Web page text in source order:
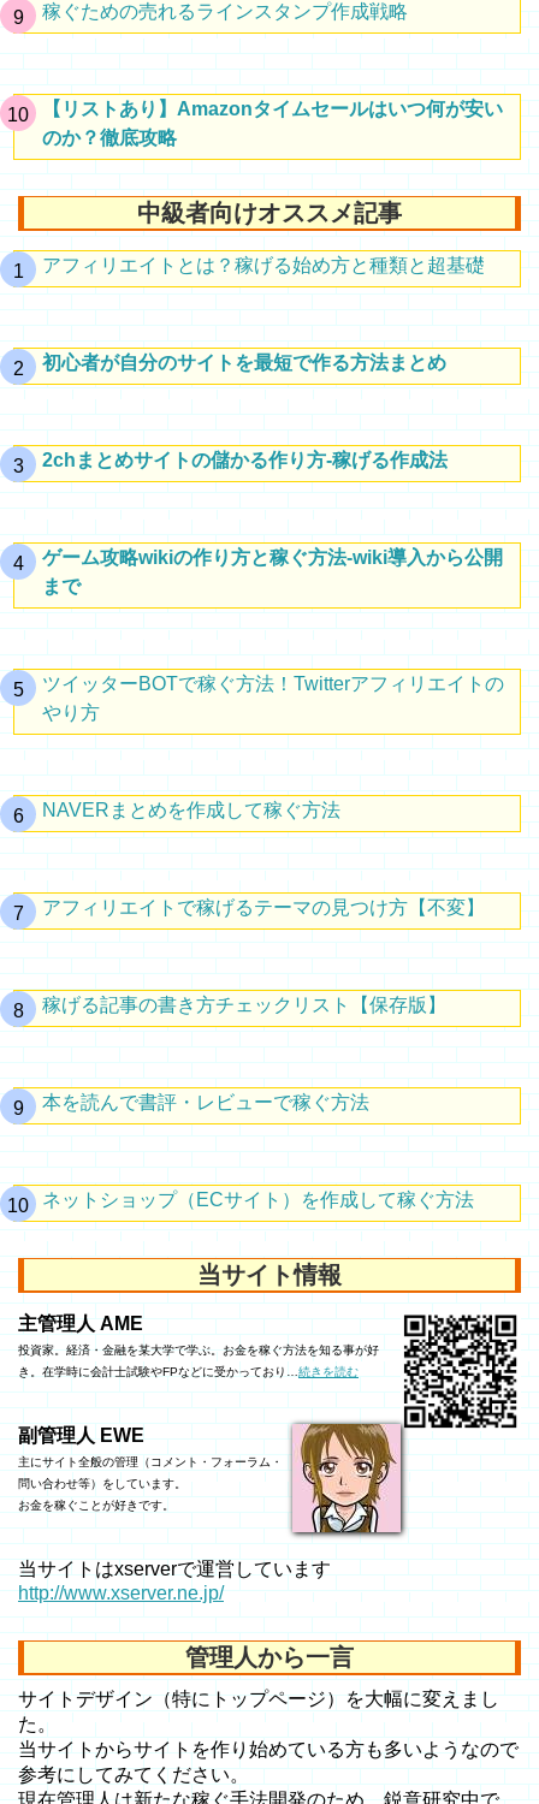
稼ぐための売れるラインスタンプ作成戦略
【リストあり】Amazonタイムセールはいつ何が安い
のか？徹底攻略
中級者向けオススメ記事
アフィリエイトとは？稼げる始め方と種類と超基礎
初心者が自分のサイトを最短で作る方法まとめ
2chまとめサイトの儲かる作り方-稼げる作成法
ゲーム攻略wikiの作り方と稼ぐ方法-wiki導入から公開
まで
ツイッターBOTで稼ぐ方法！Twitterアフィリエイトの
やり方
NAVERまとめを作成して稼ぐ方法
アフィリエイトで稼げるテーマの見つけ方【不変】
稼げる記事の書き方チェックリスト【保存版】
本を読んで書評・レビューで稼ぐ方法
ネットショップ（ECサイト）を作成して稼ぐ方法
当サイト情報
主管理人 AME
投資家。経済・金融を某大学で学ぶ。お金を稼ぐ方法を知る事が好
き。在学時に会計士試験やFPなどに受かっており…続きを読む
副管理人 EWE
主にサイト全般の管理（コメント・フォーラム・
問い合わせ等）をしています。
お金を稼ぐことが好きです。
当サイトはxserverで運営しています
http://www.xserver.ne.jp/
管理人から一言
サイトデザイン（特にトップページ）を大幅に変えまし
た。
当サイトからサイトを作り始めている方も多いようなので
参考にしてみてください。